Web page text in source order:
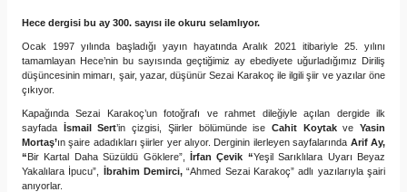
Hece dergisi bu ay 300. sayısı ile okuru selamlıyor.
Ocak 1997 yılında başladığı yayın hayatında Aralık 2021 itibariyle 25. yılını
tamamlayan Hece’nin bu sayısında geçtiğimiz ay ebediyete uğurladığımız Diriliş
düşüncesinin mimarı, şair, yazar, düşünür Sezai Karakoç ile ilgili şiir ve yazılar öne
çıkıyor.
Kapağında Sezai Karakoç’un fotoğrafı ve rahmet dileğiyle açılan dergide ilk
sayfada İsmail Sert’in çizgisi, Şiirler bölümünde ise Cahit KoytakveYasin
Mortaş’ın şaire adadıkları şiirler yer alıyor. Derginin ilerleyen sayfalarında Arif Ay,
“Bir Kartal Daha Süzüldü Göklere”, İrfan Çevik “Yeşil Sarıklılara Uyarı Beyaz
Yakalılara İpucu”, İbrahim Demirci,“Ahmed Sezai Karakoç” adlı yazılarıyla şairi
anıyorlar.